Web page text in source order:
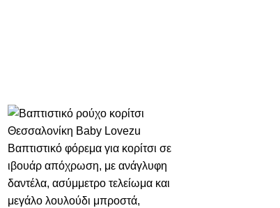
Πρόσθήκη
στην λίστα
επιθυμιών